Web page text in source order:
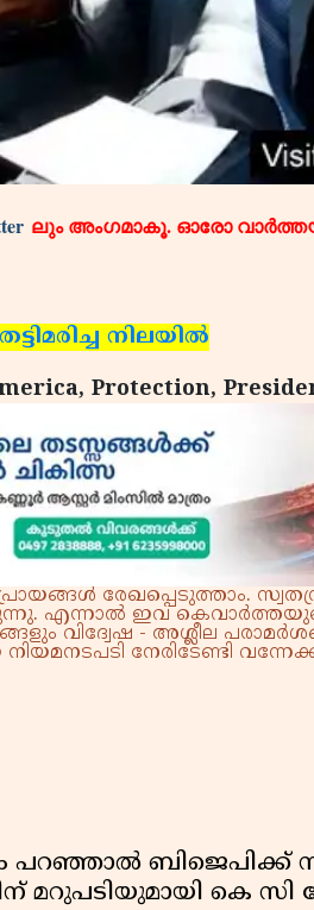
ലും അംഗമാകൂ. ഓരോ
നിലയില്‍
Protection,
രേഖപ്പെടുത്താം.
എന്നാൽ ഇവ
വിദ്വേഷ - അശ്ലീല
നേരിടേണ്ടി
പറഞ്ഞാൽ ബിജെപിക്ക്
മറുപടിയുമായി കെ